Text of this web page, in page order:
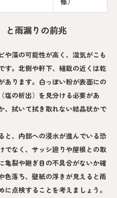
と雨漏りの前兆
や藻の可能性が高く、湿気がこも
す。北側や軒下、植栽の近くは乾
あります。白っぽい粉が表面にの
塩の析出）を見分ける必要があ
、拭いて拭き取れない結晶状かで
と、内部への浸水が進んでいる恐
でなく、サッシ廻りや屋根との取
亀裂や継ぎ目の不具合がないか確
色落ち、壁紙の浮きが見えると雨
点検することを考えましょう。